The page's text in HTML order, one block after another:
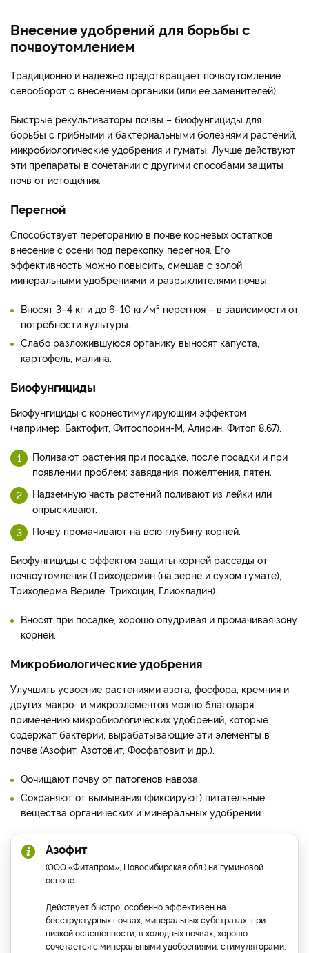
Внесение удобрений для борьбы с
почвоутомлением
Традиционно и надежно предотвращает почвоутомление
севооборот с внесением органики (или ее заменителей).
Быстрые рекультиваторы почвы – биофунгициды для
борьбы с грибными и бактериальными болезнями растений,
микробиологические удобрения и гуматы. Лучше действуют
эти препараты в сочетании с другими способами защиты
почв от истощения.
Перегной
Способствует перегоранию в почве корневых остатков
внесение с осени под перекопку перегноя. Его
эффективность можно повысить, смешав с золой,
минеральными удобрениями и разрыхлителями почвы.
Вносят 3–4 кг и до 6–10 кг/м² перегноя – в зависимости от
потребности культуры.
Слабо разложившуюся органику выносят капуста,
картофель, малина.
Биофунгициды
Биофунгициды с корнестимулирующим эффектом
(например, Бактофит, Фитоспорин-М, Алирин, Фитоп 8.67).
Поливают растения при посадке, после посадки и при
появлении проблем: завядания, пожелтения, пятен.
Надземную часть растений поливают из лейки или
опрыскивают.
Почву промачивают на всю глубину корней.
Биофунгициды с эффектом защиты корней рассады от
почвоутомления (Триходермин (на зерне и сухом гумате),
Триходерма Вериде, Трихоцин, Глиокладин).
Вносят при посадке, хорошо опудривая и промачивая зону
корней.
Микробиологические удобрения
Улучшить усвоение растениями азота, фосфора, кремния и
других макро- и микроэлементов можно благодаря
применению микробиологических удобрений, которые
содержат бактерии, вырабатывающие эти элементы в
почве (Азофит, Азотовит, Фосфатовит и др.).
Оочищают почву от патогенов навоза.
Сохраняют от вымывания (фиксируют) питательные
вещества органических и минеральных удобрений.
Азофит
(ООО «Фитапром», Новосибирская обл.) на гуминовой
основе
Действует быстро, особенно эффективен на
бесструктурных почвах, минеральных субстратах, при
низкой освещенности, в холодных почвах, хорошо
сочетается с минеральными удобрениями, стимуляторами.